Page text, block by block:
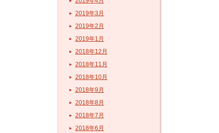
2019年3月
2019年2月
2019年1月
2018年12月
2018年11月
2018年10月
2018年9月
2018年8月
2018年7月
2018年6月